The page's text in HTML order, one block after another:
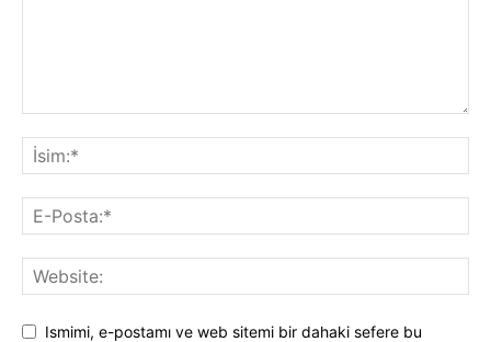
Ismimi, e-postamı ve web sitemi bir dahaki sefere bu